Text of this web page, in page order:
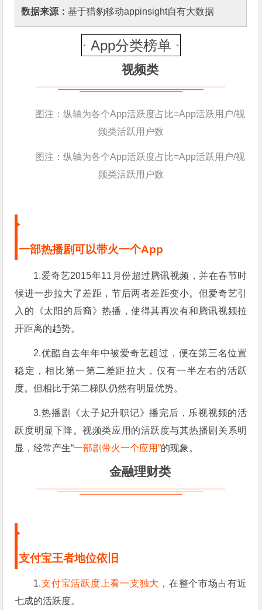
数据来源：基于猎豹移动appinsight自有大数据
App分类榜单
视频类
图注：纵轴为各个App活跃度占比=App活跃用户/视
频类活跃用户数
图注：纵轴为各个App活跃度占比=App活跃用户/视
频类活跃用户数
一部热播剧可以带火一个App
1.爱奇艺2015年11月份超过腾讯视频，并在春节时
候进一步拉大了差距，节后两者差距变小。但爱奇艺引
入的《太阳的后裔》热播，使得其再次有和腾讯视频拉
开距离的趋势。
2.优酷自去年年中被爱奇艺超过，便在第三名位置
稳定，相比第一第二差距拉大，仅有一半左右的活跃
度。但相比于第二梯队仍然有明显优势。
3.热播剧《太子妃升职记》播完后，乐视视频的活
跃度明显下降。视频类应用的活跃度与其热播剧关系明
显，经常产生“一部剧带火一个应用”的现象。
金融理财类
支付宝王者地位依旧
1.支付宝活跃度上看一支独大 ，在整个市场占有近
七成的活跃度。